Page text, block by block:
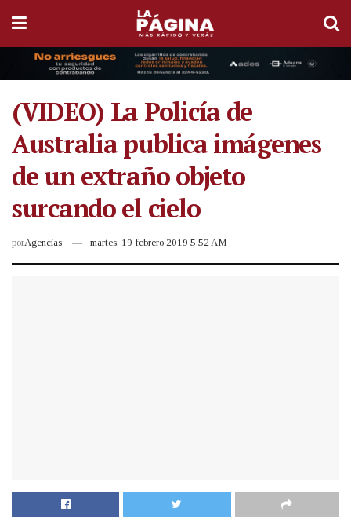
(VIDEO) La Policía de
Australia publica imágenes
de un extraño objeto
surcando el cielo
porAgencias martes, 19 febrero 2019 5:52 AM